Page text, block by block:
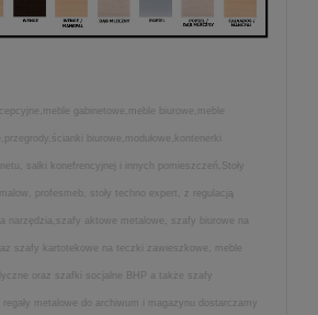
gabinetowe,meble biurowe,meble
biurowe,modułowe,kontenerki
salki konefrencyjnej i innych pomieszczeń,Stoły
profesmeb, stoły techno expert, z regulacją
narzędzia,szafy aktowe metalowe, szafy biurowe na
szafy kartotekowe na teczki zawieszkowe, meble
oraz szafki socjalne BHP a także szafy
metalowe do archiwum i magazynu dostarczamy